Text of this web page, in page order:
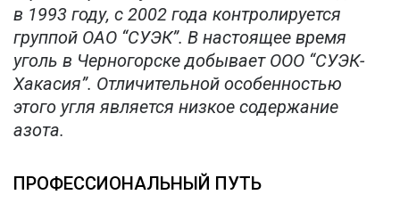
в 1993 году, с 2002 года контролируется
группой ОАО “СУЭК”. В настоящее время
уголь в Черногорске добывает ООО “СУЭК-
Хакасия”. Отличительной особенностью
этого угля является низкое содержание
азота.
ПРОФЕССИОНАЛЬНЫЙ ПУТЬ